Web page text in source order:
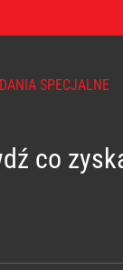
SPECJALNE
co